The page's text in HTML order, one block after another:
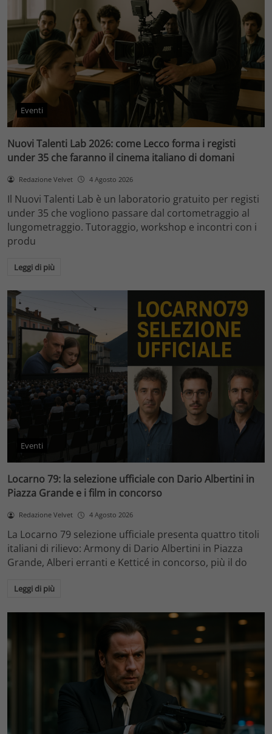
Eventi
Nuovi Talenti Lab 2026: come Lecco forma i registi
under 35 che faranno il cinema italiano di domani
Redazione Velvet 4 Agosto 2026
Il Nuovi Talenti Lab è un laboratorio gratuito per registi
under 35 che vogliono passare dal cortometraggio al
lungometraggio. Tutoraggio, workshop e incontri con i
produ
Leggi di più
Eventi
Locarno 79: la selezione ufficiale con Dario Albertini in
Piazza Grande e i film in concorso
Redazione Velvet 4 Agosto 2026
La Locarno 79 selezione ufficiale presenta quattro titoli
italiani di rilievo: Armony di Dario Albertini in Piazza
Grande, Alberi erranti e Ketticé in concorso, più il do
Leggi di più